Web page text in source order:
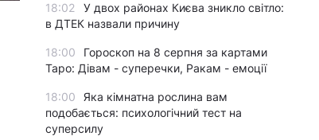
18:02
У двох районах Києва зникло світло:
в ДТЕК назвали причину
18:00
Гороскоп на 8 серпня за картами
Таро: Дівам - суперечки, Ракам - емоції
18:00
Яка кімнатна рослина вам
подобається: психологічний тест на
суперсилу